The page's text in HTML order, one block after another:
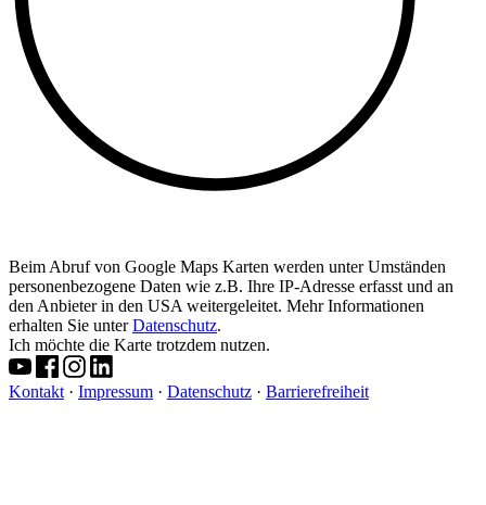
Beim Abruf von Google Maps Karten werden unter Umständen
personenbezogene Daten wie z.B. Ihre IP-Adresse erfasst und an
den Anbieter in den USA weitergeleitet. Mehr Informationen
erhalten Sie unterDatenschutz.
Ich möchte die Karte trotzdem nutzen.
Kontakt · Impressum · Datenschutz · Barrierefreiheit